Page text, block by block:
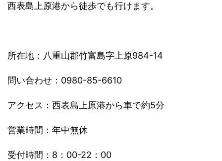
西表島上原港から徒歩でも行けます。
所在地：八重山郡竹富島字上原984-14
問い合わせ：0980-85-6610
アクセス：西表島上原港から車で約5分
営業時間：年中無休
受付時間：8：00-22：00